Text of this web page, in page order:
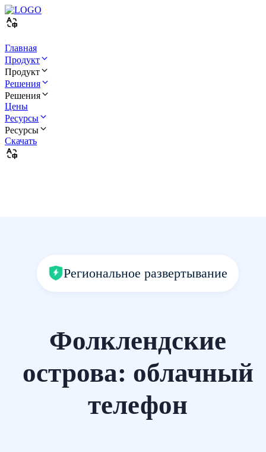
Главная
Продукт
Продукт
Решения
Решения
Цены
Ресурсы
Ресурсы
Скачать
Региональное развертывание
Фолклендские
острова: облачный
телефон